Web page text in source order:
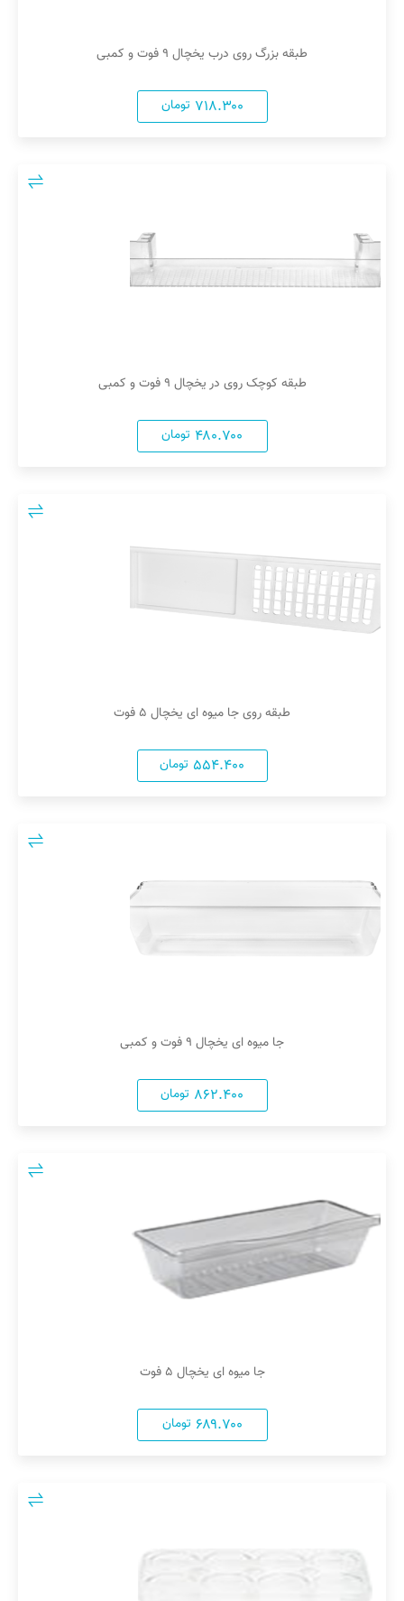
طبقه بزرگ روی درب یخچال ۹ فوت و کمبی
۷۱۸.۳۰۰ تومان
طبقه کوچک روی در یخچال ۹ فوت و کمبی
۴۸۰.۷۰۰ تومان
طبقه روی جا میوه ای یخچال ۵ فوت
۵۵۴.۴۰۰ تومان
جا میوه ای یخچال ۹ فوت و کمبی
۸۶۲.۴۰۰ تومان
جا میوه ای یخچال ۵ فوت
۶۸۹.۷۰۰ تومان